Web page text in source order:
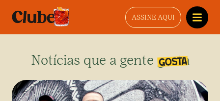
ASSINE AQUI
Notícias que a gente gosta